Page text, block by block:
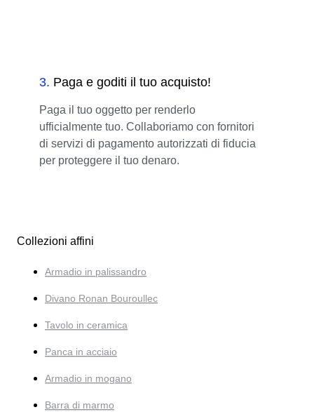
3. Paga e goditi il tuo acquisto!
Paga il tuo oggetto per renderlo
ufficialmente tuo. Collaboriamo con fornitori
di servizi di pagamento autorizzati di fiducia
per proteggere il tuo denaro.
Collezioni affini
Armadio in palissandro
Divano Ronan Bouroullec
Tavolo in ceramica
Panca in acciaio
Armadio in mogano
Barra di marmo